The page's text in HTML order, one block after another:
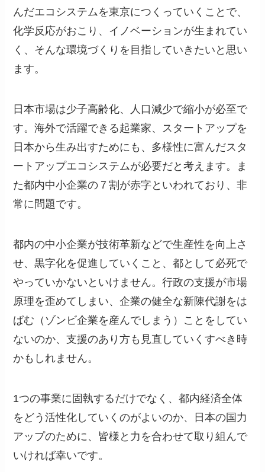
んだエコシステムを東京につくっていくことで、
化学反応がおこり、イノベーションが生まれてい
く、そんな環境づくりを目指していきたいと思い
ます。
日本市場は少子高齢化、人口減少で縮小が必至で
す。海外で活躍できる起業家、スタートアップを
日本から生み出すためにも、多様性に富んだスタ
ートアップエコシステムが必要だと考えます。ま
た都内中小企業の７割が赤字といわれており、非
常に問題です。
都内の中小企業が技術革新などで生産性を向上さ
せ、黒字化を促進していくこと、都として必死で
やっていかないといけません。行政の支援が市場
原理を歪めてしまい、企業の健全な新陳代謝をは
ばむ（ゾンビ企業を産んでしまう）ことをしてい
ないのか、支援のあり方も見直していくすべき時
かもしれません。
1つの事業に固執するだけでなく、都内経済全体
をどう活性化していくのがよいのか、日本の国力
アップのために、皆様と力を合わせて取り組んで
いければ幸いです。